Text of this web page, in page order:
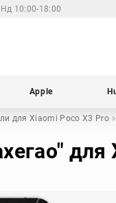
10:00-18:00
Apple
для Xiaomi Poco X3 Pro
для